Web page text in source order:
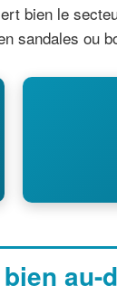
bien le
sandales ou